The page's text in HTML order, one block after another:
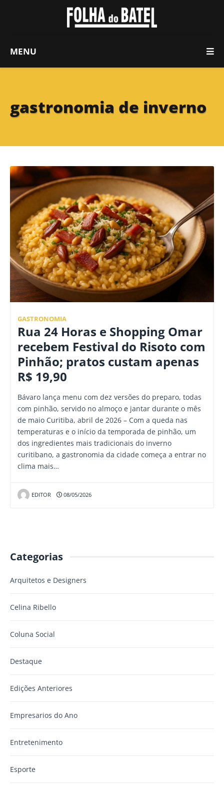
MENU
gastronomia de inverno
GASTRONOMIA
Rua 24 Horas e Shopping Omar
recebem Festival do Risoto com
Pinhão; pratos custam apenas
R$ 19,90
Bávaro lança menu com dez versões do preparo, todas
com pinhão, servido no almoço e jantar durante o mês
de maio Curitiba, abril de 2026 – Com a queda nas
temperaturas e o início da temporada de pinhão, um
dos ingredientes mais tradicionais do inverno
curitibano, a gastronomia da cidade começa a entrar no
clima mais…
EDITOR 08/05/2026
Categorias
Arquitetos e Designers
Celina Ribello
Coluna Social
Destaque
Edições Anteriores
Empresarios do Ano
Entretenimento
Esporte